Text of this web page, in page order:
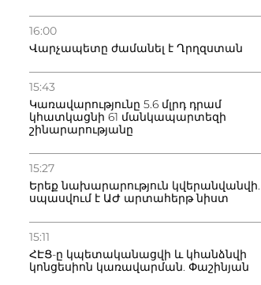
16:00
Վարչապետը ժամանել է Ղրղզստան
15:43
Կառավարությունը 5.6 մլրդ դրամ
կհատկացնի 61 մանկապարտեզի
շինարարությանը
15:27
Երեք նախարարություն կվերանվանվի.
սպասվում է ԱԺ արտահերթ նիստ
15:11
ՀԷՑ-ը կպետականացվի և կհանձնվի
կոնցեսիոն կառավարման. Փաշինյան